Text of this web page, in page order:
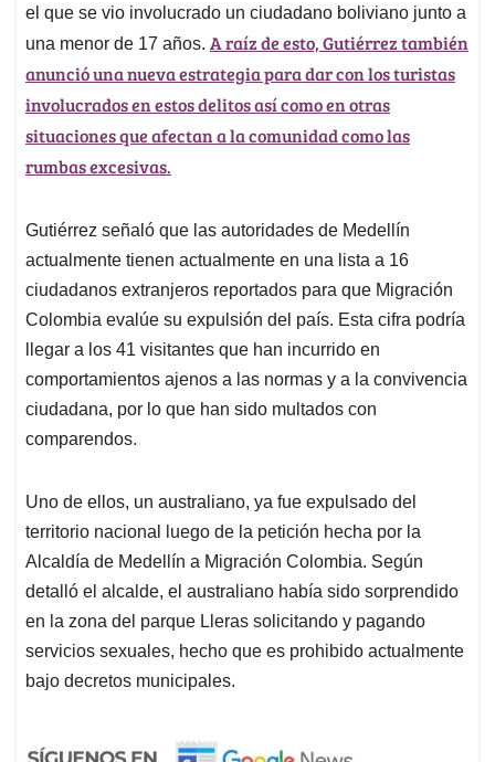
el que se vio involucrado un ciudadano boliviano junto a
una menor de 17 años. A raíz de esto, Gutiérrez también
anunció una nueva estrategia para dar con los turistas
involucrados en estos delitos así como en otras
situaciones que afectan a la comunidad como las
rumbas excesivas.
Gutiérrez señaló que las autoridades de Medellín
actualmente tienen actualmente en una lista a 16
ciudadanos extranjeros reportados para que Migración
Colombia evalúe su expulsión del país. Esta cifra podría
llegar a los 41 visitantes que han incurrido en
comportamientos ajenos a las normas y a la convivencia
ciudadana, por lo que han sido multados con
comparendos.
Uno de ellos, un australiano, ya fue expulsado del
territorio nacional luego de la petición hecha por la
Alcaldía de Medellín a Migración Colombia. Según
detalló el alcalde, el australiano había sido sorprendido
en la zona del parque Lleras solicitando y pagando
servicios sexuales, hecho que es prohibido actualmente
bajo decretos municipales.